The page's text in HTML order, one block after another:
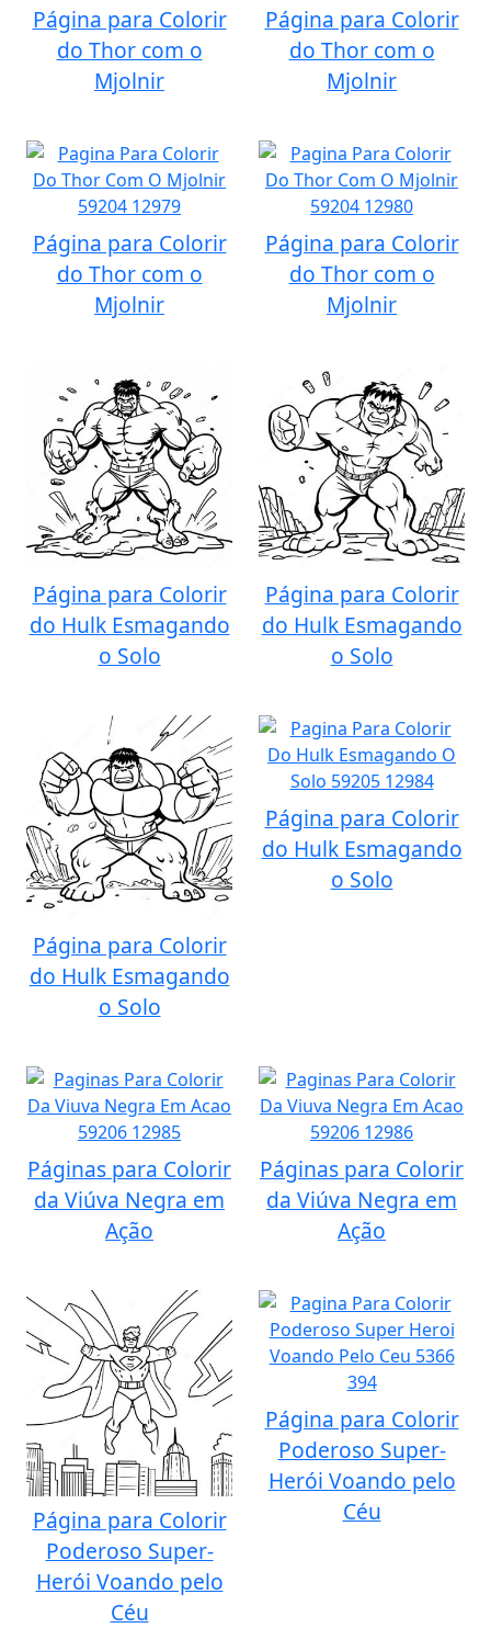
Página para Colorir
do Thor com o
Mjolnir
Página para Colorir
do Thor com o
Mjolnir
Página para Colorir
do Thor com o
Mjolnir
Página para Colorir
do Thor com o
Mjolnir
Página para Colorir
do Hulk Esmagando
o Solo
Página para Colorir
do Hulk Esmagando
o Solo
Página para Colorir
do Hulk Esmagando
o Solo
Página para Colorir
do Hulk Esmagando
o Solo
Páginas para Colorir
da Viúva Negra em
Ação
Páginas para Colorir
da Viúva Negra em
Ação
Página para Colorir
Poderoso Super-
Herói Voando pelo
Céu
Página para Colorir
Poderoso Super-
Herói Voando pelo
Céu